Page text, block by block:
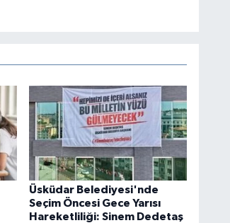
Üsküdar Belediyesi'nde
Seçim Öncesi Gece Yarısı
Hareketliliği: Sinem Dedetaş